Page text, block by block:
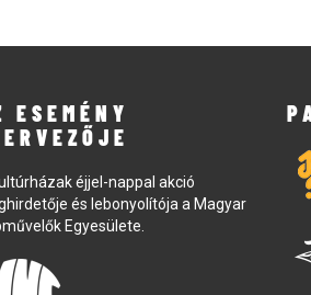
ESEMÉNY
éjjel-nappal akció
és lebonyolítója a Magyar
Egyesülete.